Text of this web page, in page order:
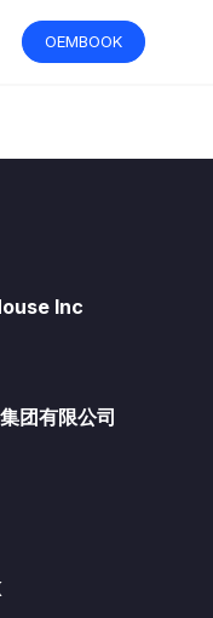
OEMBOOK
Inc
团有限公司